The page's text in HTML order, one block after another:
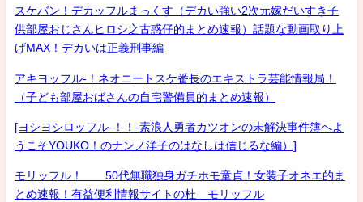
スケバン！デカッフルまっくす（デカい強い2次元嫁だいすき子
供部屋おじさんヒロシ之古惑仔的まとめ速報）話題な動画取り上
げMAX！デカいは正義刑事編
アキヨッフル-！ネオニートスケ番長のエキストラ芸能情報局！
（子ども部屋おばさんの自宅警備員的まとめ速報）
[ヨシヨシロッフル-！！-素浪人勇者カツオンの未解決事件簿へよ
うこそYOUKO！のナンノ洋子のはなしは信じるな編）]
モリッフル！ 50代無職独身ガチホモ童貞！女装子オネエ的ま
とめ速報！有益便利情報サイトの杜 モリッフル